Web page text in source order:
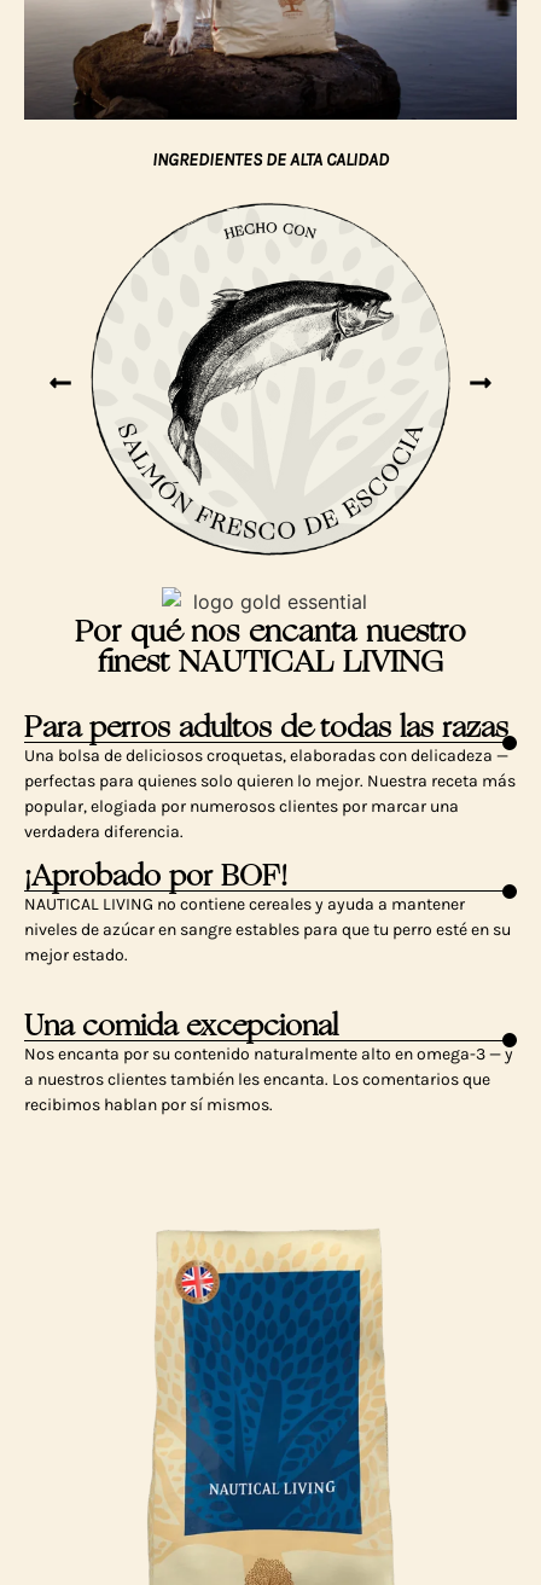
INGREDIENTES DE ALTA CALIDAD
Por qué nos encanta nuestro
finest NAUTICAL LIVING
Para perros adultos de todas las razas
Una bolsa de deliciosos croquetas, elaboradas con delicadeza —
perfectas para quienes solo quieren lo mejor. Nuestra receta más
popular, elogiada por numerosos clientes por marcar una
verdadera diferencia.
¡Aprobado por BOF!
NAUTICAL LIVING no contiene cereales y ayuda a mantener
niveles de azúcar en sangre estables para que tu perro esté en su
mejor estado.
Una comida excepcional
Nos encanta por su contenido naturalmente alto en omega-3 — y
a nuestros clientes también les encanta. Los comentarios que
recibimos hablan por sí mismos.